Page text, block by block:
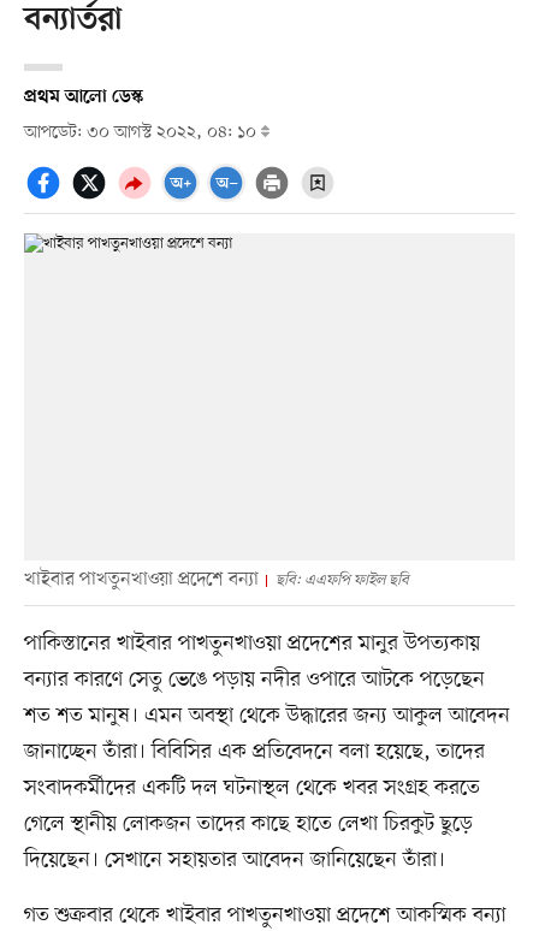
বন্যার্তরা
প্রথম আলো ডেস্ক
আপডেট: ৩০ আগস্ট ২০২২, ০৪: ১০
খাইবার পাখতুনখাওয়া প্রদেশে বন্যা ছবি: এএফপি ফাইল ছবি
পাকিস্তানের খাইবার পাখতুনখাওয়া প্রদেশের মানুর উপত্যকায়
বন্যার কারণে সেতু ভেঙে পড়ায় নদীর ওপারে আটকে পড়েছেন
শত শত মানুষ। এমন অবস্থা থেকে উদ্ধারের জন্য আকুল আবেদন
জানাচ্ছেন তাঁরা। বিবিসির এক প্রতিবেদনে বলা হয়েছে, তাদের
সংবাদকর্মীদের একটি দল ঘটনাস্থল থেকে খবর সংগ্রহ করতে
গেলে স্থানীয় লোকজন তাদের কাছে হাতে লেখা চিরকুট ছুড়ে
দিয়েছেন। সেখানে সহায়তার আবেদন জানিয়েছেন তাঁরা।
গত শুক্রবার থেকে খাইবার পাখতুনখাওয়া প্রদেশে আকস্মিক বন্যা